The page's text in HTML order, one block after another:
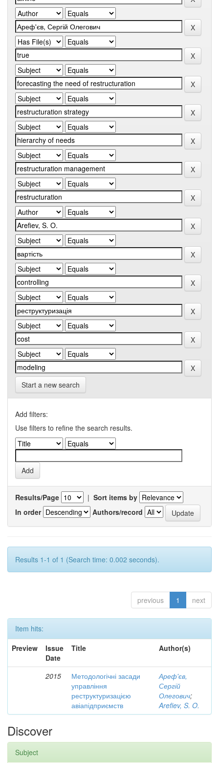
Start a new search
Add filters:
Use filters to refine the search results.
Results/Page | Sort items by
In order
Authors/record
Results 1-1 of 1 (Search time: 0.002 seconds).
previous 1 next
Item hits:
Preview
Issue
Date
Title Author(s)
2015
Методологічні засади
управління
реструктуризацією
авіапідприємств
Ареф'єв,
Сергій
Олегович;
Arefiev, S. O.
Discover
Subject